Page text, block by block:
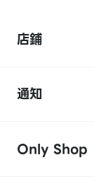
店鋪
通知
Only Shop